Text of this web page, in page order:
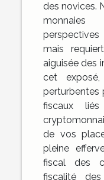
des novices.
mais
aiguisée des
cet
perturbentes
fiscaux
de vos
pleine
fiscal des
fiscalité des